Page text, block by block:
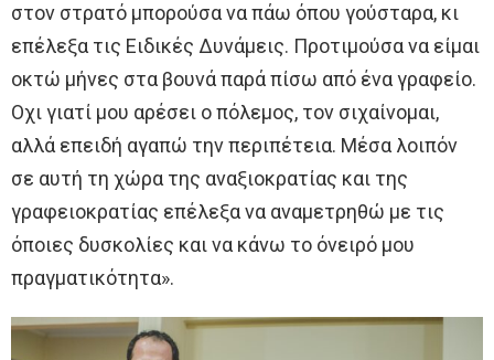
στον στρατό μπορούσα να πάω όπου γούσταρα, κι
επέλεξα τις Ειδικές Δυνάμεις. Προτιμούσα να είμαι
οκτώ μήνες στα βουνά παρά πίσω από ένα γραφείο.
Οχι γιατί μου αρέσει ο πόλεμος, τον σιχαίνομαι,
αλλά επειδή αγαπώ την περιπέτεια. Μέσα λοιπόν
σε αυτή τη χώρα της αναξιοκρατίας και της
γραφειοκρατίας επέλεξα να αναμετρηθώ με τις
όποιες δυσκολίες και να κάνω το όνειρό μου
πραγματικότητα».